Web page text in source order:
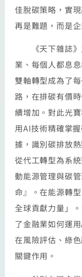
佳脫碳策略，實
再是難題，而是
《天下雜誌》
業、每個人都息
雙軸轉型成為了
路，在排碳有價
續增加。對此光
用AI技術精確掌
據，識別碳排放
從代工轉型為系
動能源管理與碳
命』。在能源轉
全球貢獻力量」
了金融業如何運
在風險評估、綠
關鍵作用。